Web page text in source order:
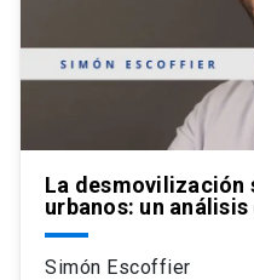
La desmovilización
urbanos: un
Simón Escoffier